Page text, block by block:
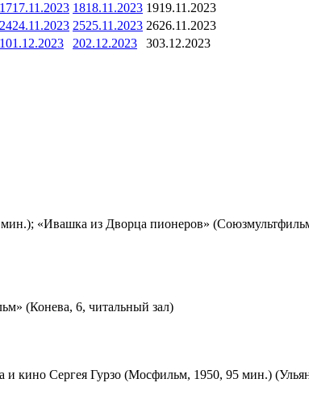
1717.11.2023 1818.11.2023 1919.11.2023
2424.11.2023 2525.11.2023 2626.11.2023
101.12.2023 202.12.2023 303.12.2023
«Ивашка из Дворца пионеров»
(Конева, 6, читальный зал)
и кино Сергея Гурзо (Мосфильм, 1950, 95 мин.)